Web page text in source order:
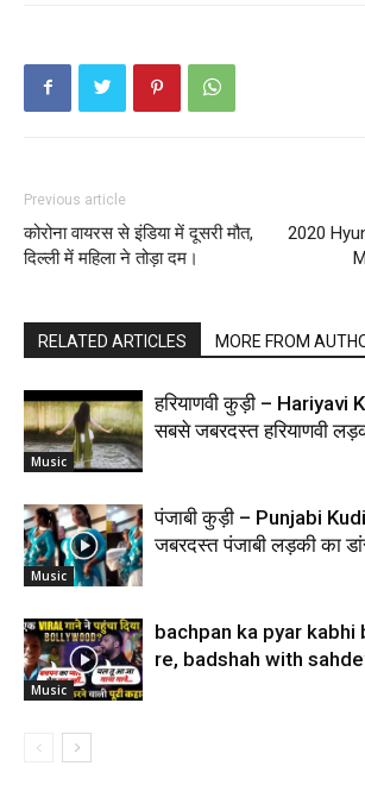
Previous article
कोरोना वायरस से इंडिया में दूसरी मौत,
दिल्ली में महिला ने तोड़ा दम।
2020
RELATED ARTICLES MORE FROM
Music
हरियाणवी कुड़ी – Hariyavi
सबसे जबरदस्त हरियाणवी
Music
पंजाबी कुड़ी – Punjabi
जबरदस्त पंजाबी लड़की का
Music
bachpan ka pyar kabhi
re, badshah with